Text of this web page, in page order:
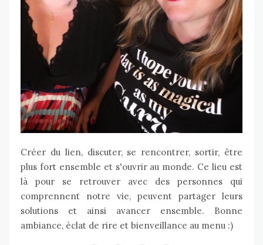
Créer du lien, discuter, se rencontrer, sortir, être
plus fort ensemble et s'ouvrir au monde. Ce lieu est
là pour se retrouver avec des personnes qui
comprennent notre vie, peuvent partager leurs
solutions et ainsi avancer ensemble. Bonne
ambiance, éclat de rire et bienveillance au menu :)